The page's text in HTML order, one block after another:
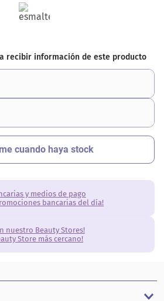
y medios de pago
bancarias del día!
nuestro Beauty Stores!
Store más cercano!